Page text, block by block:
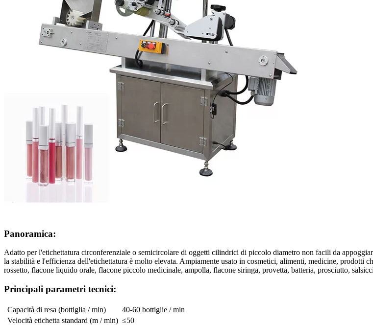
Panoramica:
Adatto per l'etichettatura circonferenziale o semicircolare di oggetti cilindrici di piccolo diametro non facili da
la stabilità e l'efficienza dell'etichettatura è molto elevata. Ampiamente usato in cosmetici, alimenti, medicine, prodotti
rossetto, flacone liquido orale, flacone piccolo medicinale, ampolla, flacone siringa, provetta, batteria, prosciutto,
Principali parametri tecnici:
Capacità di resa (bottiglia / min)
40-60 bottiglie / min
Velocità etichetta standard (m / min) ≤50